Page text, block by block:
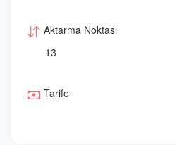
Aktarma Noktası
13
Tarife